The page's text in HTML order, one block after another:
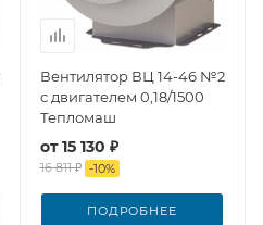
Вентилятор ВЦ 14-46 №2
с двигателем 0,18/1500
Тепломаш
от15 130 ₽
16 811 ₽ -10%
ПОДРОБНЕЕ